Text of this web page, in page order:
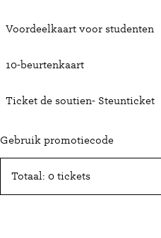
Voordeelkaart voor studenten
10-beurtenkaart
Ticket de soutien- Steunticket
Gebruik promotiecode
Totaal: 0 tickets